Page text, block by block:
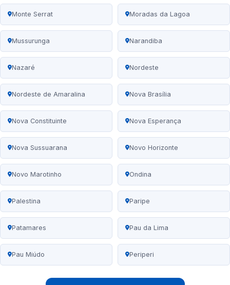
Monte Serrat Moradas da Lagoa
Mussurunga Narandiba
Nazaré Nordeste
Nordeste de Amaralina Nova Brasília
Nova Constituinte Nova Esperança
Nova Sussuarana Novo Horizonte
Novo Marotinho Ondina
Palestina Paripe
Patamares Pau da Lima
Pau Miúdo Periperi